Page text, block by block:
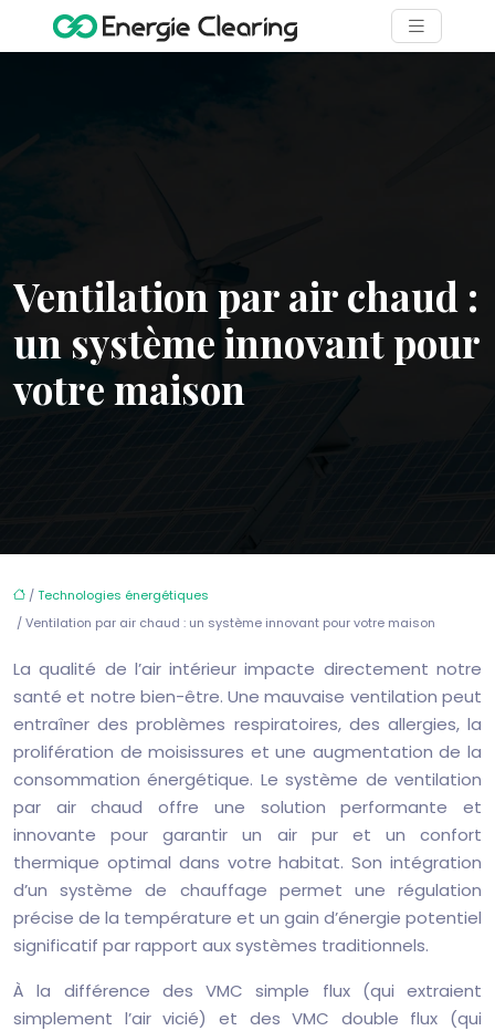
Ventilation par air chaud :
un système innovant pour
votre maison
/Technologies énergétiques
/ Ventilation par air chaud : un système innovant pour votre maison
La qualité de l’air intérieur impacte directement notre
santé et notre bien-être. Une mauvaise ventilation peut
entraîner des problèmes respiratoires, des allergies, la
prolifération de moisissures et une augmentation de la
consommation énergétique. Le système de ventilation
par air chaud offre une solution performante et
innovante pour garantir un air pur et un confort
thermique optimal dans votre habitat. Son intégration
d’un système de chauffage permet une régulation
précise de la température et un gain d’énergie potentiel
significatif par rapport aux systèmes traditionnels.
À la différence des VMC simple flux (qui extraient
simplement l’air vicié) et des VMC double flux (qui